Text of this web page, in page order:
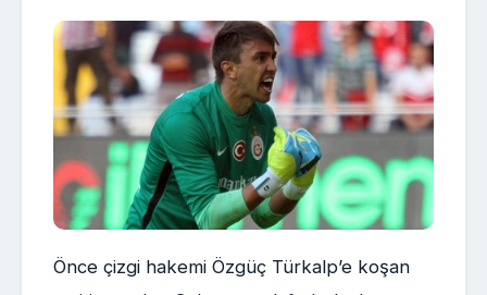
Önce çizgi hakemi Özgüç Türkalp’e koşan